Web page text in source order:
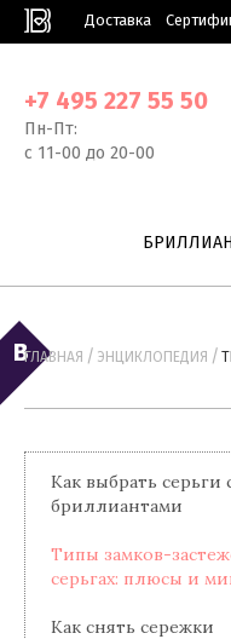
Доставка
+7 495 227 55 50
Пн-Пт:
с 11-00 до 20-00
ГЛАВНАЯ / ЭНЦИКЛОПЕДИЯ /
Как выбрать серьги
бриллиантами
Типы замков-
серьгах: плюсы и
Как снять сережки